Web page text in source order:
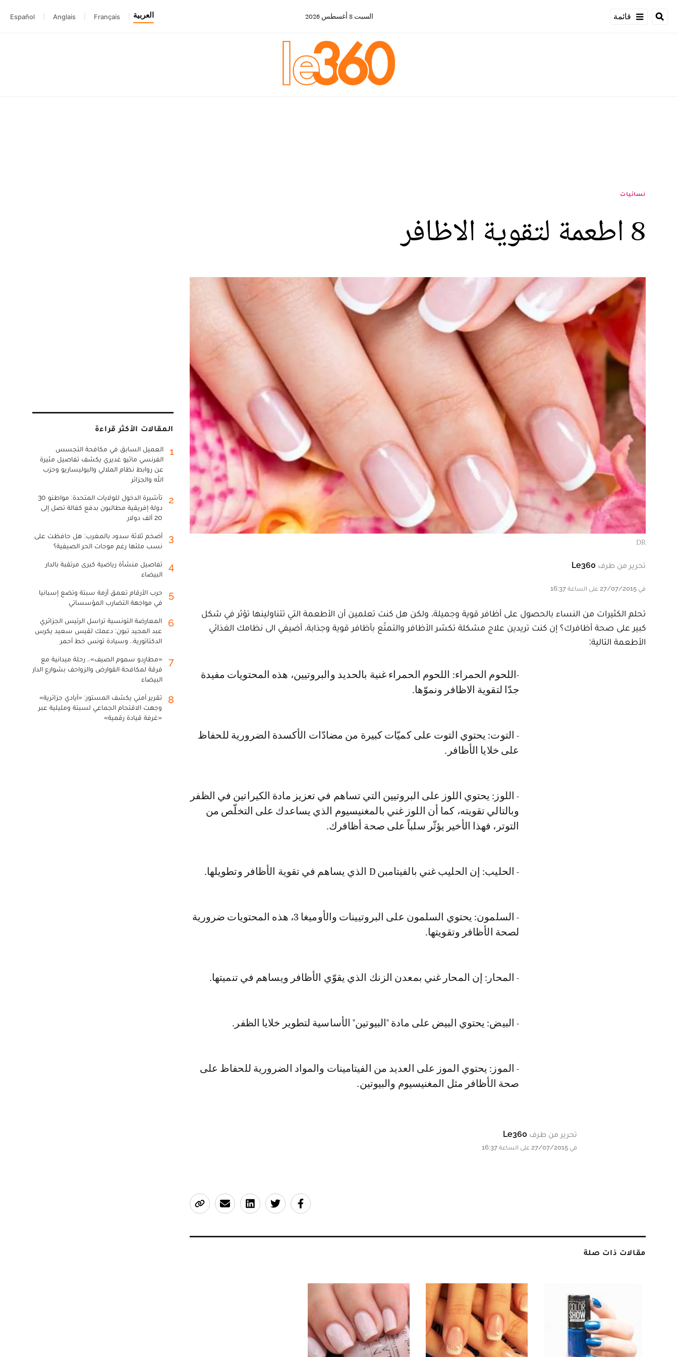
قائمة السبت 8 أغسطس 2026 العربية Français
Anglais
Español
نسائيات
8 اطعمة لتقوية الاظافر
DR
تحرير من طرف Le360
في 27/07/2015 على الساعة 16:37
تحلم الكثيرات من النساء بالحصول على أظافر قوية وجميلة، ولكن هل كنت تعلمين أن الأطعمة التي تتناولينها تؤثر في شكل
كبير على صحة أظافرك ؟ إن كنت تريدين علاج مشكلة تكسّر الأظافر والتمتّع بأظافر قوية وجذابة، أضيفي ا لى نظامك الغذائي
الأطعمة التالية:
- اللحوم الحمراء: اللحوم الحمراء غنية بالحديد والبروتيين، هذه المحتويات مفيدة
جدّا لتقوية الاظافر ونموّها.
- التوت: يحتوي التوت على كميّات كبيرة من مضادّات الأكسدة الضرورية للحفاظ
على خلايا الأظافر.
- اللوز: يحتوي اللوز على البروتيين التي تساهم في تعزيز مادة الكيراتين في الظفر
وبالتالي تقويته، كما أن اللوز غني بالمغنيسيوم الذي يساعدك على التخلّص من
التوتر، فهذا الأخير يؤثّر سلباً على صحة أظافرك.
- الحليب: إن الحليب غني بالفيتامبن D الذي يساهم في تقوية الأظافر وتطويلها.
- السلمون: يحتوي السلمون على البروتيينات والأوميغا 3، هذه المحتويات ضرورية
لصحة الأظافر وتقويتها.
- المحار: إن المحار غني بمعدن الزنك الذي يقوّي الأظافر ويساهم في تنميتها.
- البيض: يحتوي البيض على مادة "البيوتين" الأساسية لتطوير خلايا الظفر.
- الموز: يحتوي الموز على العديد من الفيتامينات والمواد الضرورية للحفاظ على
صحة الأظافر مثل المغنيسيوم والبيوتين.
تحرير من طرف Le360
في 27/07/2015 على الساعة 16:37
مقالات ذات صلة
المقالات الأكثر قراءة
1
العميل السابق في مكافحة التجسس
الفرنسي ماثيو غديري يكشف تفاصيل مثيرة
عن روابط نظام الملالي والبوليساريو وحزب
الله والجزائر
2
تأشيرة الدخول للولايات المتحدة: مواطنو 30
دولة إفريقية مطالبون بدفع كفالة تصل إلى
20 ألف دولار
3
أضخم ثلاثة سدود بالمغرب: هل حافظت على
نسب ملئها رغم موجات الحر الصيفية؟
4
تفاصيل منشأة رياضية كبرى مرتقبة بالدار
البيضاء
5
حرب الأرقام تعمق أزمة سبتة وتضع إسبانيا
في مواجهة التضارب المؤسساتي
6
المعارضة التونسية تراسل الرئيس الجزائري
عبد المجيد تبون: دعمك لقيس سعيد يكرس
الدكتاتورية.. وسيادة تونس خط أحمر
7
«مطارِدو سموم الصيف».. رحلة ميدانية مع
فرقة لمكافحة القوارض والزواحف بشوارع الدار
البيضاء
8
تقرير أمني يكشف المستور: «أيادي جزائرية»
وجهت الاقتحام الجماعي لسبتة ومليلية عبر
«غرفة قيادة رقمية»